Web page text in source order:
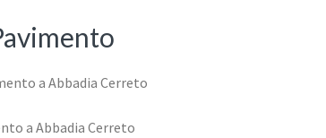
a Abbadia Cerreto